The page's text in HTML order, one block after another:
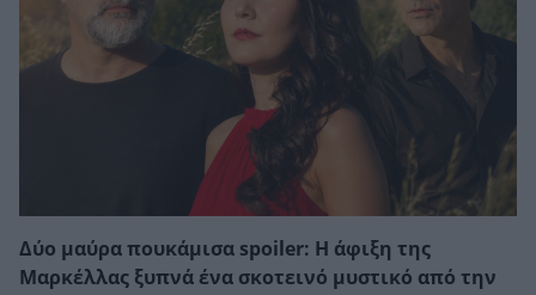
Δύο μαύρα πουκάμισα spoiler: Η άφιξη της
Μαρκέλλας ξυπνά ένα σκοτεινό μυστικό από την